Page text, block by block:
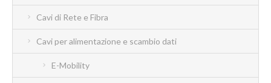
Cavi di Rete e Fibra
Cavi per alimentazione e scambio dati
E-Mobility